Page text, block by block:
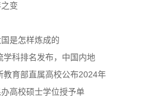
变
是怎样炼成的
学科排名发布，中国内地
教育部直属高校公布2024年
高校硕士学位授予单